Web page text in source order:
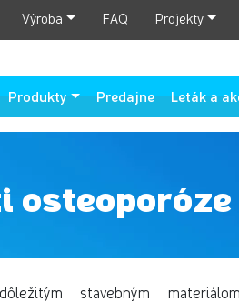
Výroba FAQ Projekty
Produkty Predajne Leták a
osteoporóze
stavebným